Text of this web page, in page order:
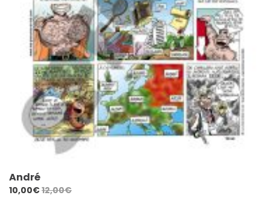
André
10,00€12,00€